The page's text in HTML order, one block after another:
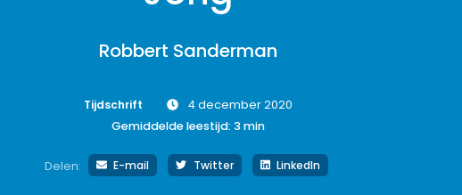
Robbert Sanderman
Tijdschrift
4 december 2020
Gemiddelde leestijd: 3min
Delen: E-mail Twitter LinkedIn